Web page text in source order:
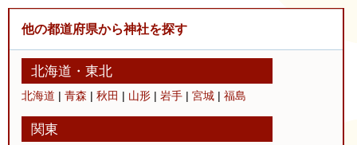
他の都道府県から神社を探す
北海道 ・ 東北
北海道 | 青森 | 秋田 | 山形 | 岩手 | 宮城 | 福島
関東